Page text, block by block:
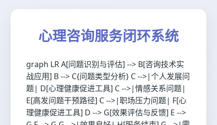
心理咨询服务闭环系统
graph LR A[问题识别与评估] --> B[咨询技术实
战应用] B --> C{问题类型分析} C -->|个人发展问
题| D[心理健康促进工具] C -->|情感关系问题|
E[高发问题干预路径] C -->|职场压力问题| F[心
理健康促进工具] D --> G[效果评估与反馈] E -->